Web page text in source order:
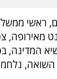
45 נשיאים,
מאירופה,
המדינה,
השואה,